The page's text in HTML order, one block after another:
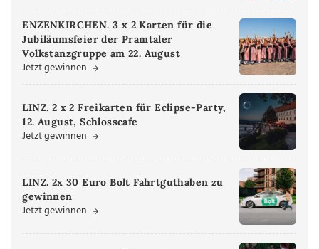
ENZENKIRCHEN. 3 x 2 Karten für die
Jubiläumsfeier der Pramtaler
Volkstanzgruppe am 22. August
Jetzt gewinnen
LINZ. 2 x 2 Freikarten für Eclipse-Party,
12. August, Schlosscafe
Jetzt gewinnen
LINZ. 2x 30 Euro Bolt Fahrtguthaben zu
gewinnen
Jetzt gewinnen